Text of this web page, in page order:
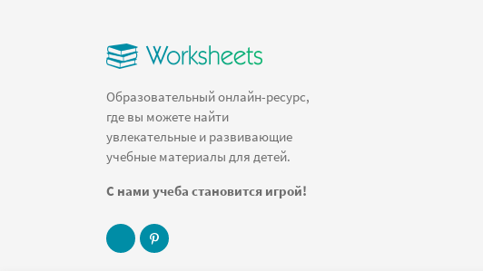
Образовательный онлайн-ресурс,
где вы можете найти
увлекательные и развивающие
учебные материалы для детей.
С нами учеба становится игрой!